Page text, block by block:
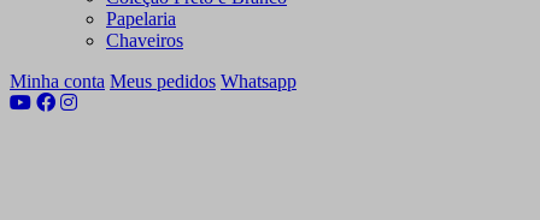
Papelaria
Chaveiros
Minha conta Meus pedidos Whatsapp